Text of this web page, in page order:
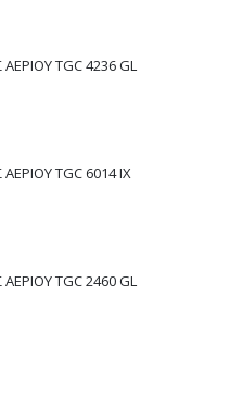
TGC 4236 GL
TGC 6014 IX
TGC 2460 GL